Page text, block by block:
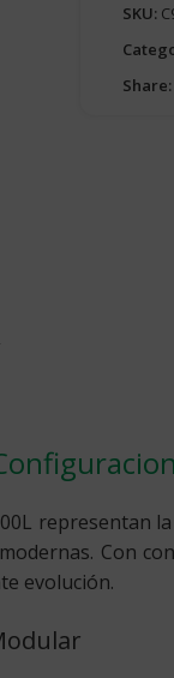
SKU:
Share:
representan
Con
evolución.